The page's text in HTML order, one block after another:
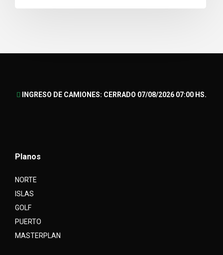
INGRESO DE CAMIONES: CERRADO 07/08/2026 07:00 HS.
Planos
NORTE
ISLAS
GOLF
PUERTO
MASTERPLAN